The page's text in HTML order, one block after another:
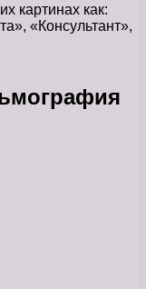
картинах как:
«Консультант»,